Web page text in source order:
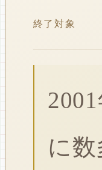
終了対象
に